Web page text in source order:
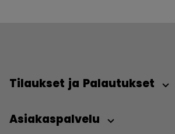
Tilaukset ja Palautukset
Asiakaspalvelu